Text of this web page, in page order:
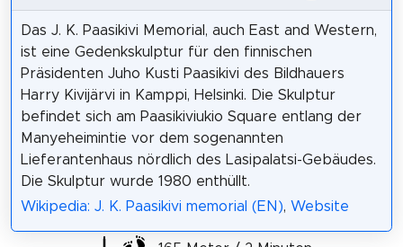
Das J. K. Paasikivi Memorial, auch East and Western,
ist eine Gedenkskulptur für den finnischen
Präsidenten Juho Kusti Paasikivi des Bildhauers
Harry Kivijärvi in ​​Kamppi, Helsinki. Die Skulptur
befindet sich am Paasikiviukio Square entlang der
Manyeheimintie vor dem sogenannten
Lieferantenhaus nördlich des Lasipalatsi-Gebäudes.
Die Skulptur wurde 1980 enthüllt.
Wikipedia: J. K. Paasikivi memorial (EN), Website